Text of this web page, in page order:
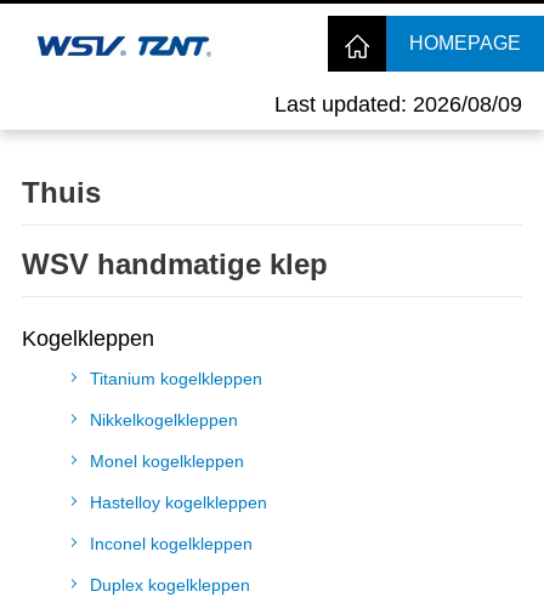
Last updated: 2026/08/09
HOMEPAGE
Thuis
WSV handmatige klep
Kogelkleppen
Titanium kogelkleppen
Nikkelkogelkleppen
Monel kogelkleppen
Hastelloy kogelkleppen
Inconel kogelkleppen
Duplex kogelkleppen